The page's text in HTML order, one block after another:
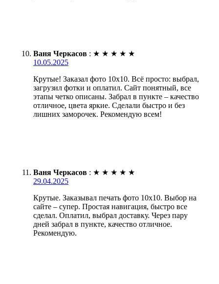
Ваня Черкасов : ★ ★ ★ ★ ★
10.05.2025
Крутые! Заказал фото 10х10. Всё просто: выбрал,
загрузил фотки и оплатил. Сайт понятный, все
этапы четко описаны. Забрал в пункте – качество
отличное, цвета яркие. Сделали быстро и без
лишних заморочек. Рекомендую всем!
Ваня Черкасов : ★ ★ ★ ★ ★
29.04.2025
Крутые. Заказывал печать фото 10х10. Выбор на
сайте – супер. Простая навигация, быстро все
сделал. Оплатил, выбрал доставку. Через пару
дней забрал в пункте, качество отличное.
Рекомендую.